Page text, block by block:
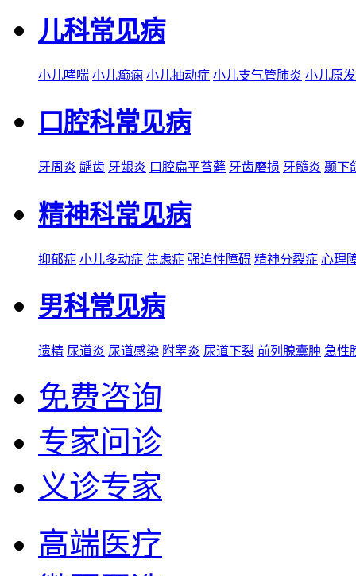
儿科常见病
小儿哮喘 小儿癫痫 小儿抽动症 小儿支气管肺炎 小儿原
口腔科常见病
牙周炎 龋齿 牙龈炎 口腔扁平苔藓 牙齿磨损 牙髓炎 颞下
精神科常见病
抑郁症 小儿多动症 焦虑症 强迫性障碍 精神分裂症 心理
男科常见病
遗精 尿道炎 尿道感染 附睾炎 尿道下裂 前列腺囊肿 急性
免费咨询
专家问诊
义诊专家
高端医疗